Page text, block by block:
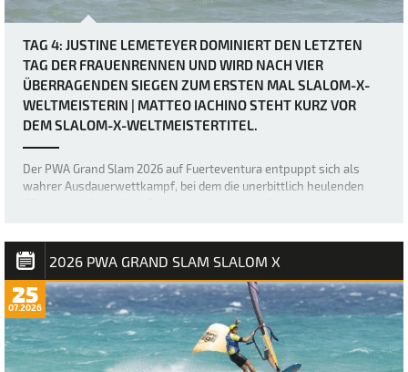
TAG 4: JUSTINE LEMETEYER DOMINIERT DEN LETZTEN
TAG DER FRAUENRENNEN UND WIRD NACH VIER
ÜBERRAGENDEN SIEGEN ZUM ERSTEN MAL SLALOM-X-
WELTMEISTERIN | MATTEO IACHINO STEHT KURZ VOR
DEM SLALOM-X-WELTMEISTERTITEL.
Der PWA Grand Slam 2026 auf Fuerteventura entpuppt sich als
wahrer Ausdauerwettkampf, bei dem die unerbittlich heulenden
absoluten Grenzen bringen. Heute herr…
2026 PWA GRAND SLAM SLALOM X
25
07.2026